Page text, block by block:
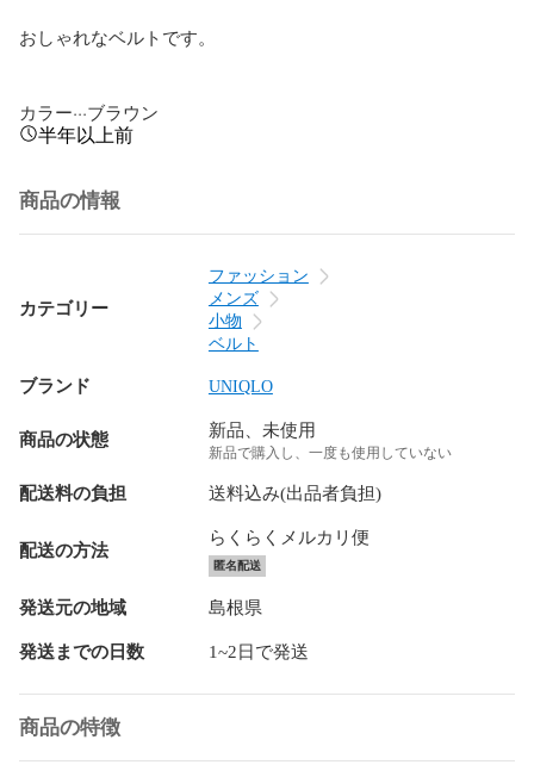
おしゃれなベルトです。
カラー···ブラウン
半年以上前
商品の情報
カテゴリー
ファッション
メンズ
小物
ベルト
ブランド UNIQLO
商品の状態 新品、未使用
新品で購入し、一度も使用していない
配送料の負担 送料込み(出品者負担)
配送の方法
らくらくメルカリ便
匿名配送
発送元の地域 島根県
発送までの日数 1~2日で発送
商品の特徴